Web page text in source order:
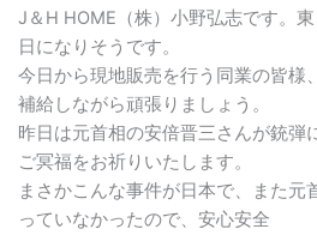
J＆H HOME（株）小野弘志です。
日になりそうです。
今日から現地販売を行う同業の皆様
補給しながら頑張りましょう。
昨日は元首相の安倍晋三さんが銃弾
ご冥福をお祈りいたします。
まさかこんな事件が日本で、また元
っていなかったので、安心安全